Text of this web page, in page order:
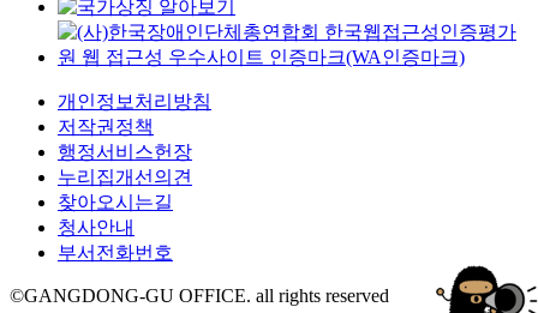
개인정보처리방침
저작권정책
행정서비스헌장
누리집개선의견
찾아오시는길
청사안내
부서전화번호
©GANGDONG-GU OFFICE. all rights reserved